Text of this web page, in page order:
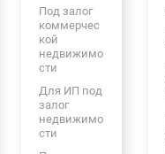
Под залог
коммерчес
кой
недвижимо
сти
Для ИП под
залог
недвижимо
сти